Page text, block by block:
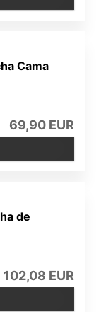
Cama
69,90 EUR
de
102,08 EUR